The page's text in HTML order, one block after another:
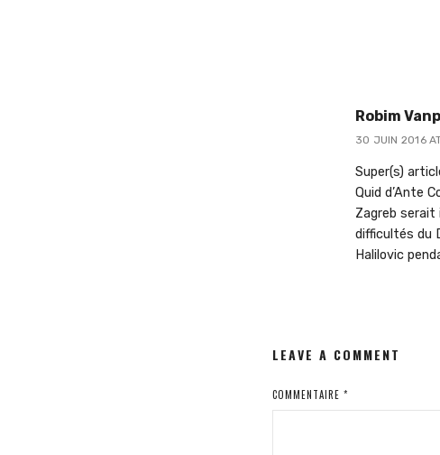
Robim
30 JUIN 2016
Super(s)
Quid d’Ante
Zagreb
difficultés du
Halilovic
LEAVE A COMMENT
COMMENTAIRE *